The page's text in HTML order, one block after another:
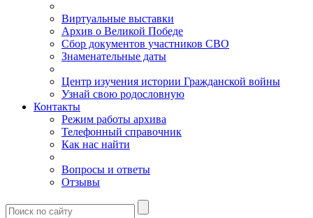
Виртуальные выставки
Архив о Великой Победе
Сбор документов участников СВО
Знаменательные даты
Центр изучения истории Гражданской войны
Узнай свою родословную
Контакты
Режим работы архива
Телефонный справочник
Как нас найти
Вопросы и ответы
Отзывы